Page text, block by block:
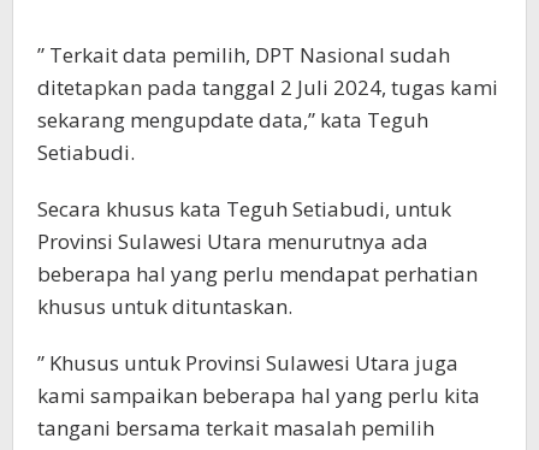
” Terkait data pemilih, DPT Nasional sudah
ditetapkan pada tanggal 2 Juli 2024, tugas kami
sekarang mengupdate data,” kata Teguh
Setiabudi.
Secara khusus kata Teguh Setiabudi, untuk
Provinsi Sulawesi Utara menurutnya ada
beberapa hal yang perlu mendapat perhatian
khusus untuk dituntaskan.
” Khusus untuk Provinsi Sulawesi Utara juga
kami sampaikan beberapa hal yang perlu kita
tangani bersama terkait masalah pemilih